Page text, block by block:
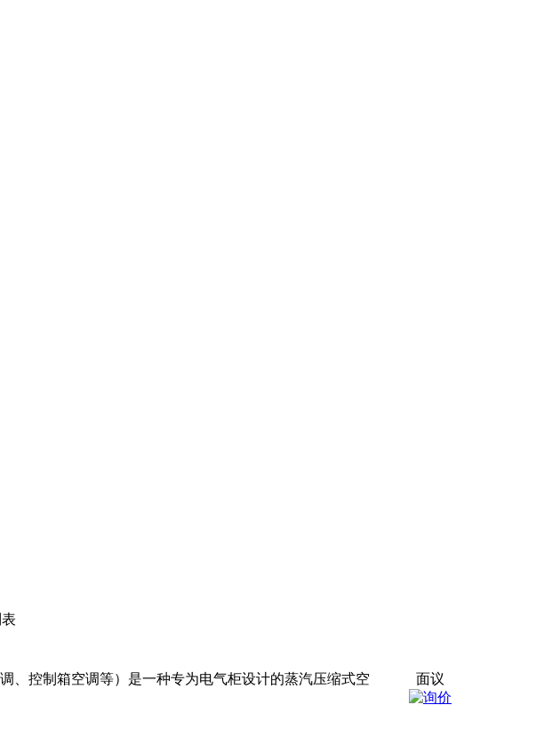
、控制箱空调等）是一种专为电气柜设计的蒸汽压缩式空
面议